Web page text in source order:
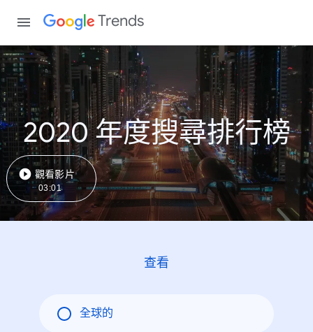
Trends
2020 年度搜尋排行榜
觀看影片
03:01
查看
全球的